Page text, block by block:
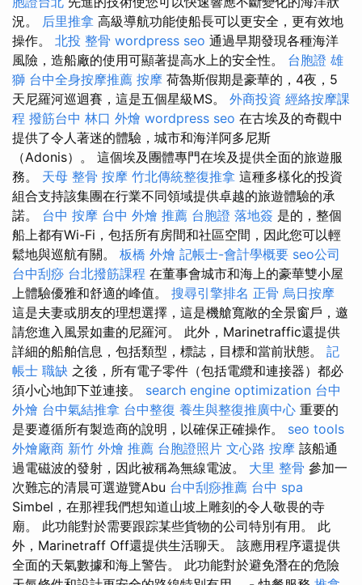
況。 后里推拿 高級導航功能使船長可以更安全，更有效地
操作。 北投 整骨 wordpress seo 通過早期發現各種海洋
風險，造船廠的使用可顯著提高水上的安全性。 台胞證 雄
獅 台中全身按摩推薦 按摩 荷魯斯假期是豪華的，4夜，5
天尼羅河巡迴賽，這是五個星級MS。 外商投資 經絡按摩課
程 撥筋台中 林口 外燴 wordpress seo 在古埃及的奇觀中
提供了令人著迷的體驗，城市和海洋阿多尼斯
（Adonis）。 這個埃及團體專門在埃及提供全面的旅遊服
務。 天母 整骨 按摩 竹北傳統整復推拿 這種多樣化的投資
組合支持該集團在行業不同領域提供卓越的旅遊體驗的承
諾。 台中 按摩 台中 外燴 推薦 台胞證 落地簽 是的，整個
船上都有Wi-Fi，包括所有房間和社區空間，因此您可以輕
鬆地與巡航有關。 板橋 外燴 記帳士-會計學概要 seo公司
台中刮痧 台北撥筋課程 在董事會城市和海上的豪華雙小屋
上體驗優雅和舒適的峰值。 搜尋引擎排名 正骨 烏日按摩
這是夫妻或朋友的理想選擇，這是機艙寬敞的全景窗戶，邀
請您進入風景如畫的尼羅河。 此外，Marinetraffic還提供
詳細的船舶信息，包括類型，標誌，目標和當前狀態。 記
帳士 職缺 之後，所有電子零件（包括電纜和連接器）都必
須小心地卸下並連接。 search engine optimization 台中
外燴 台中氣結推拿 台中整復 養生與整復推廣中心 重要的
是要遵循所有製造商的說明，以確保正確操作。 seo tools
外燴廠商 新竹 外燴 推薦 台胞證照片 文心路 按摩 該船通
過電磁波的發射，因此被稱為無線電波。 大里 整骨 參加一
次難忘的清晨可選遊覽Abu 台中刮痧推薦 台中 spa
Simbel，在那裡我們想知道山坡上雕刻的令人敬畏的寺
廟。 此功能對於需要跟踪某些貨物的公司特別有用。 此
外，Marinetraff Off還提供生活聊天。 該應用程序還提供
全面的天氣數據和海上警告。 此功能對於避免潛在的危險